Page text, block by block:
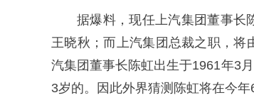
据爆料，现任上汽集团董事长
王晓秋；而上汽集团总裁之职，将
汽集团董事长陈虹出生于1961年3
3岁的。因此外界猜测陈虹将在今年